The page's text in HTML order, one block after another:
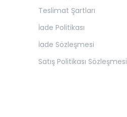
Teslimat Şartları
İade Politikası
İade Sözleşmesi
Satış Politikası Sözleşmesi